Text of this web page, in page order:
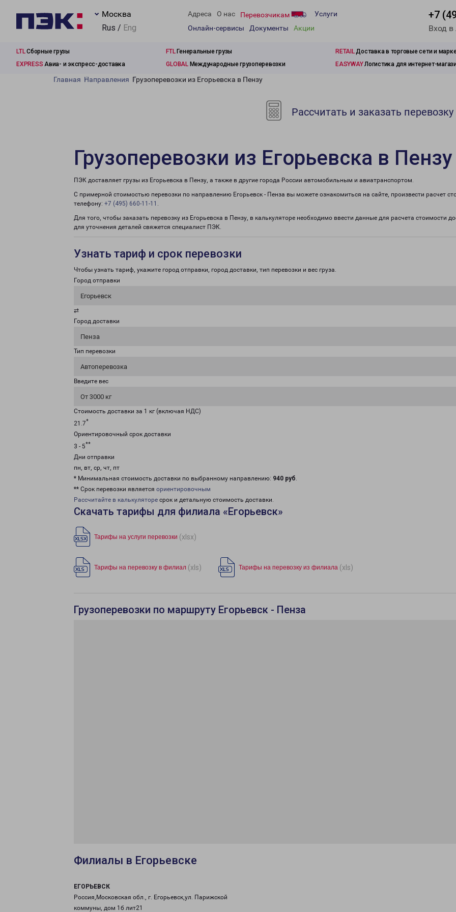
Москва
Rus / Eng
Адреса О нас Перевозчикам
Услуги
Онлайн-сервисы
Документы Акции
+7
Вход
LTLСборные грузы FTLГенеральные грузы RETAILДоставка в торговые сети и
EXPRESS Авиа- и экспресс-доставка GLOBALМеждународные грузоперевозки EASYWAYЛогистика для интернет-
Главная Направления Грузоперевозки из Егорьевска в Пензу
Рассчитать и заказать перевозку
Грузоперевозки из Егорьевска в Пензу
ПЭК доставляет грузы из Егорьевска в Пензу, а также в другие города России автомобильным и авиатранспортом.
С примерной стоимостью перевозки по направлению Егорьевск - Пенза вы можете ознакомиться на сайте, произвести расчет
телефону: +7 (495) 660-11-11 .
Для того, чтобы заказать перевозку из Егорьевска в Пензу, в калькуляторе необходимо ввести данные для расчета стоимости
для уточнения деталей свяжется специалист ПЭК.
Узнать тариф и срок перевозки
Чтобы узнать тариф, укажите город отправки, город доставки, тип перевозки и вес груза.
Город отправки
Егорьевск
⇄
Город доставки
Пенза
Тип перевозки
Автоперевозка
Введите вес
От 3000 кг
Стоимость доставки за 1 кг (включая НДС)
21.7*
Ориентировочный срок доставки
3 - 5**
Дни отправки
пн, вт, ср, чт, пт
* Минимальная стоимость доставки по выбранному направлению: 940 руб.
** Срок перевозки является ориентировочным
Рассчитайте в калькуляторе срок и детальную стоимость доставки.
Скачать тарифы для филиала «Егорьевск»
Тарифы на услуги перевозки (xlsx)
Тарифы на перевозку в филиал (xls) Тарифы на перевозку из филиала (xls)
Грузоперевозки по маршруту Егорьевск - Пенза
Филиалы в Егорьевске
ЕГОРЬЕВСК
Россия,Московская обл., г. Егорьевск,ул. Парижской
коммуны, дом 1б лит21